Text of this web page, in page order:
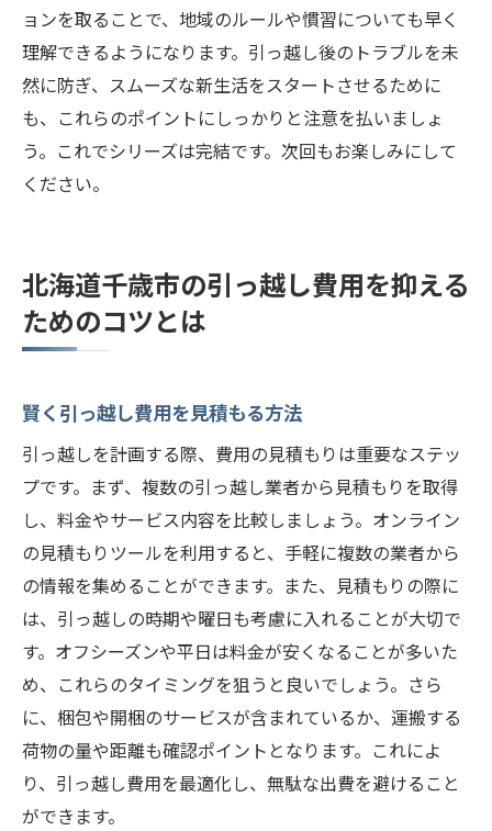
ョンを取ることで、地域のルールや慣習についても早く
理解できるようになります。引っ越し後のトラブルを未
然に防ぎ、スムーズな新生活をスタートさせるために
も、これらのポイントにしっかりと注意を払いましょ
う。これでシリーズは完結です。次回もお楽しみにして
ください。
北海道千歳市の引っ越し費用を抑える
ためのコツとは
賢く引っ越し費用を見積もる方法
引っ越しを計画する際、費用の見積もりは重要なステッ
プです。まず、複数の引っ越し業者から見積もりを取得
し、料金やサービス内容を比較しましょう。オンライン
の見積もりツールを利用すると、手軽に複数の業者から
の情報を集めることができます。また、見積もりの際に
は、引っ越しの時期や曜日も考慮に入れることが大切で
す。オフシーズンや平日は料金が安くなることが多いた
め、これらのタイミングを狙うと良いでしょう。さら
に、梱包や開梱のサービスが含まれているか、運搬する
荷物の量や距離も確認ポイントとなります。これによ
り、引っ越し費用を最適化し、無駄な出費を避けること
ができます。